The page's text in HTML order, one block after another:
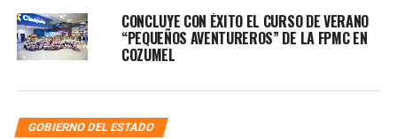
CONCLUYE CON ÉXITO EL CURSO DE VERANO
“PEQUEÑOS AVENTUREROS” DE LA FPMC EN
COZUMEL
GOBIERNO DEL ESTADO